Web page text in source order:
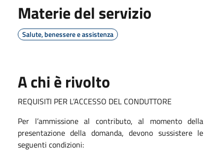
Materie del servizio
Salute, benessere e assistenza
A chi è rivolto
REQUISITI PER L’ACCESSO DEL CONDUTTORE
Per l’ammissione al contributo, al momento della
presentazione della domanda, devono sussistere le
seguenti condizioni: